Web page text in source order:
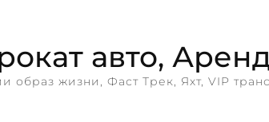
авто,
образ жизни, Фаст Трек, Яхт, VIP